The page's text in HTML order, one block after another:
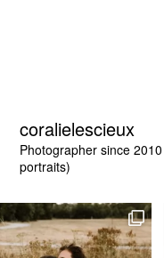
coralielescieux
Photographer since 2010
portraits)